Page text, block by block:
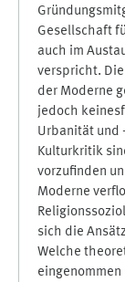
Gesellschaft
auch im
verspricht.
der Moderne
jedoch
Urbanität und
Kulturkritik
vorzufinden
Moderne
sich die
Welche